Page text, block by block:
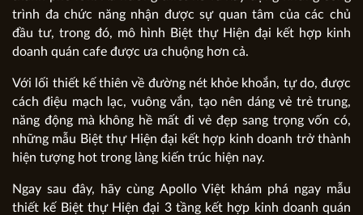
trình đa chức năng nhận được sự quan tâm của các chủ
đầu tư, trong đó, mô hình Biệt thự Hiện đại kết hợp kinh
doanh quán cafe được ưa chuộng hơn cả.
Với lối thiết kế thiên về đường nét khỏe khoắn, tự do, được
cách điệu mạch lạc, vuông vắn, tạo nên dáng vẻ trẻ trung,
năng động mà không hề mất đi vẻ đẹp sang trọng vốn có,
những mẫu Biệt thự Hiện đại kết hợp kinh doanh trở thành
hiện tượng hot trong làng kiến trúc hiện nay.
Ngay sau đây, hãy cùng Apollo Việt khám phá ngay mẫu
thiết kế Biệt thự Hiện đại 3 tầng kết hợp kinh doanh quán